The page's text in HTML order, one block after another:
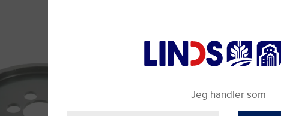
Jeg handler som